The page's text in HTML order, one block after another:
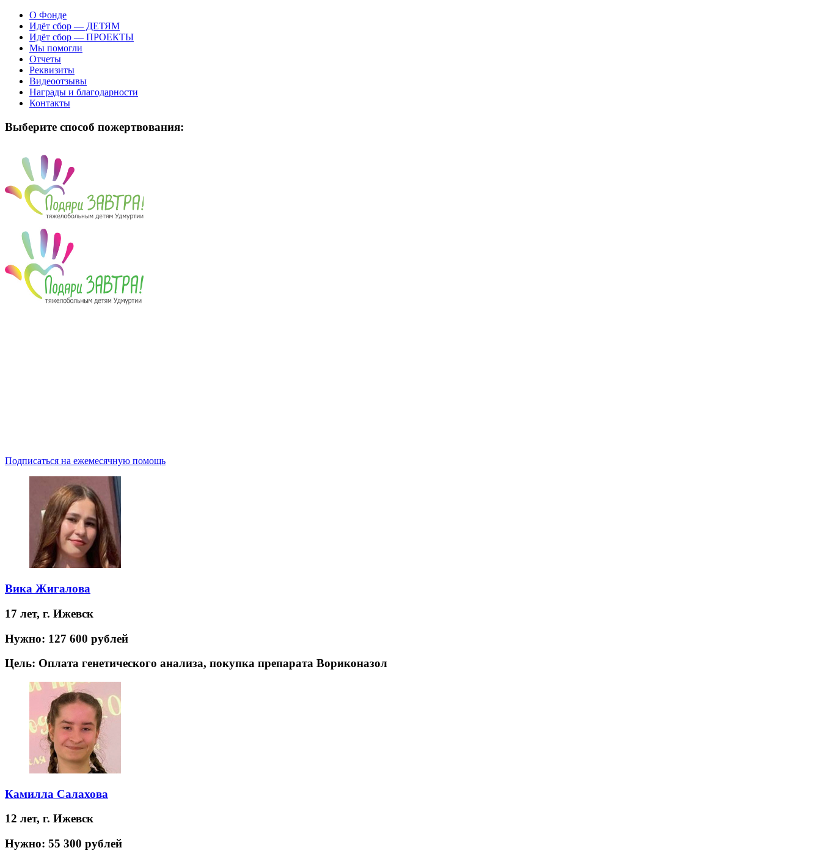
О Фонде
Идёт сбор — ДЕТЯМ
Идёт сбор — ПРОЕКТЫ
Мы помогли
Отчеты
Реквизиты
Видеоотзывы
Награды и благодарности
Контакты
Выберите способ пожертвования:
Подписаться на ежемесячную помощь
Вика Жигалова
17 лет, г. Ижевск
Нужно: 127 600 рублей
Цель: Оплата генетического анализа, покупка препарата Вориконазол
Камилла Салахова
12 лет, г. Ижевск
Нужно: 55 300 рублей